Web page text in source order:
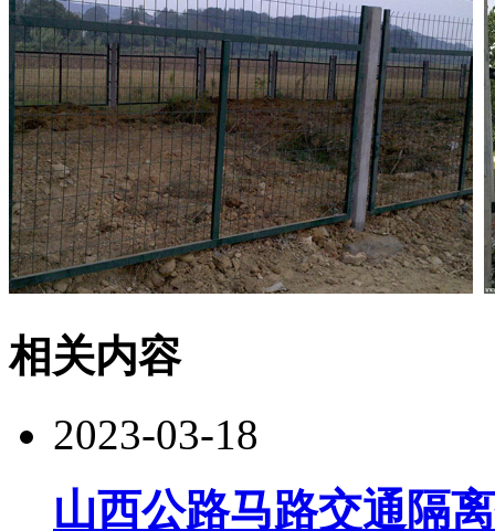
相关内容
2023-03-18
山西公路马路交通隔